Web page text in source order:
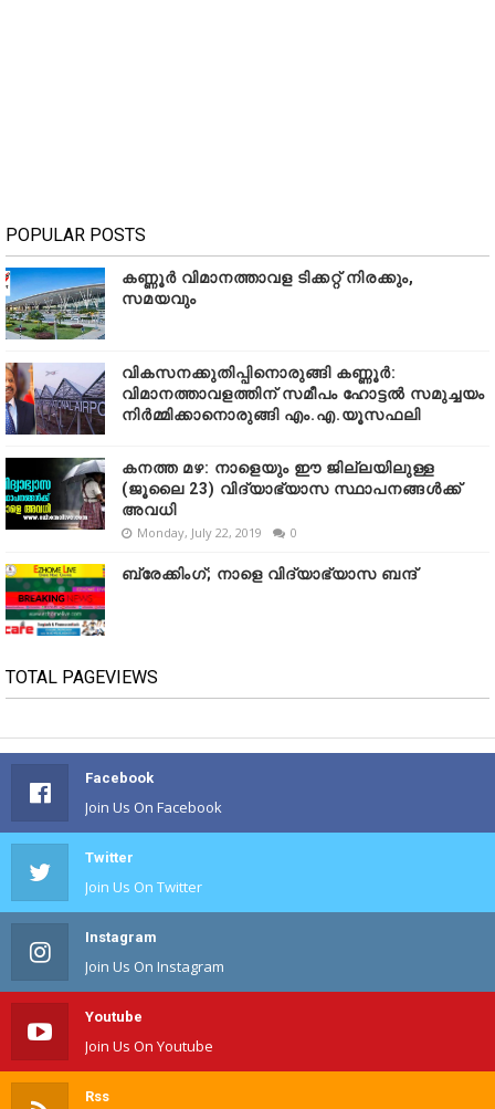
POPULAR POSTS
കണ്ണൂർ വിമാനത്താവള ടിക്കറ്റ് നിരക്കും,
സമയവും
വികസനക്കുതിപ്പിനൊരുങ്ങി കണ്ണൂർ:
വിമാനത്താവളത്തിന് സമീപം ഹോട്ടൽ സമുച്ചയം
നിർമ്മിക്കാനൊരുങ്ങി എം.എ.യൂസഫലി
കനത്ത മഴ: നാളെയും ഈ ജില്ലയിലുള്ള
(ജൂലൈ 23) വിദ്യാഭ്യാസ സ്ഥാപനങ്ങൾക്ക്
അവധി
Monday, July 22, 2019 0
ബ്രേക്കിംഗ്; നാളെ വിദ്യാഭ്യാസ ബന്ദ്
TOTAL PAGEVIEWS
Facebook
Join Us On Facebook
Twitter
Join Us On Twitter
Instagram
Join Us On Instagram
Youtube
Join Us On Youtube
Rss